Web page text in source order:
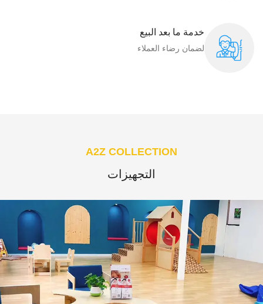
خدمة ما بعد البيع
لضمان رضاء العملاء​
A2Z COLLECTION
التجهيزات